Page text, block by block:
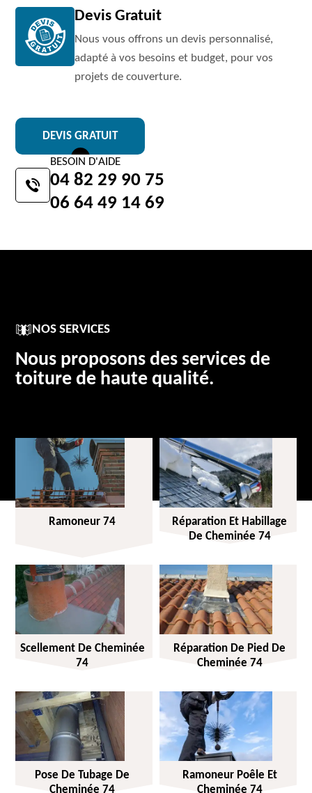
Devis Gratuit
Nous vous offrons un devis personnalisé,
adapté à vos besoins et budget, pour vos
projets de couverture.
DEVIS GRATUIT
BESOIN D'AIDE
04 82 29 90 75
06 64 49 14 69
NOS SERVICES
Nous proposons des services de
toiture de haute qualité.
Ramoneur 74
Réparation Et Habillage
De Cheminée 74
Scellement De Cheminée
74
Réparation De Pied De
Cheminée 74
Pose De Tubage De
Cheminée 74
Ramoneur Poêle Et
Cheminée 74